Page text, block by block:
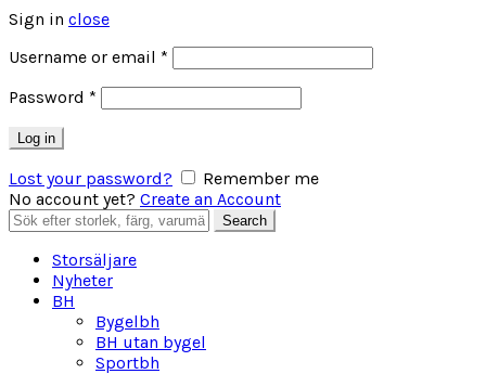
Sign in close
Username or email *
Password *
Log in
Lost your password?
Remember me
No account yet? Create an Account
Search
for:
Search
Storsäljare
Nyheter
BH
Bygelbh
BH utan bygel
Sportbh